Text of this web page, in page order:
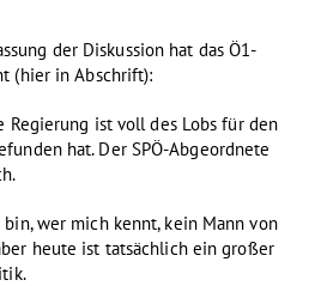
der Diskussion hat das Ö1-
(hier in Abschrift):
Regierung ist voll des Lobs für den
hat. Der SPÖ-Abgeordnete
bin, wer mich kennt, kein Mann von
heute ist tatsächlich ein großer